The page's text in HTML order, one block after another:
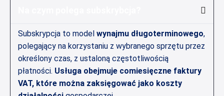
Subskrypcja to model wynajmu długoterminowego,
polegający na korzystaniu z wybranego sprzętu przez
określony czas, z ustaloną częstotliwością
płatności. Usługa obejmuje comiesięczne faktury
VAT, które można zaksięgować jako koszty